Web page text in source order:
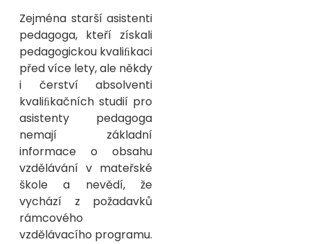
Zejména starší asistenti
pedagoga, kteří získali
pedagogickou kvaliﬁkaci
před více lety, ale někdy
i čerství absolventi
kvaliﬁkačních studií pro
asistenty pedagoga
nemají základní
informace o obsahu
vzdělávání v mateřské
škole a nevědí, že
vychází z požadavků
rámcového
vzdělávacího programu.